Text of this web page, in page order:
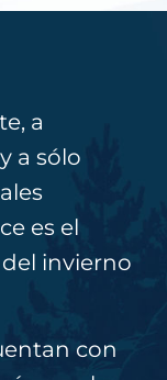
a
a sólo
es el
invierno
con